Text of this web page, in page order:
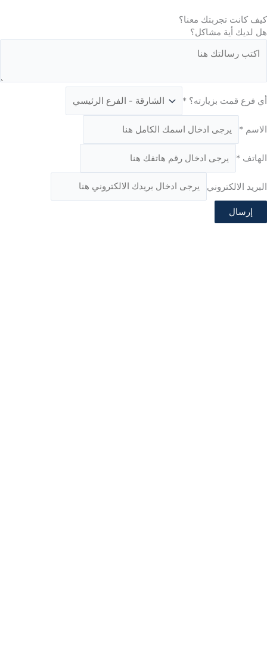
إلى
المحتوى
كيف كانت تجربتك معنا؟
هل لديك أية مشاكل؟
أي فرع قمت بزيارته؟ *
الاسم *
الهاتف *
البريد الالكتروني
إرسال